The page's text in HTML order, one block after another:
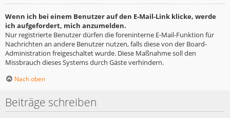
Wenn ich bei einem Benutzer auf den E-Mail-Link klicke, werde
ich aufgefordert, mich anzumelden.
Nur registrierte Benutzer dürfen die foreninterne E-Mail-Funktion für
Nachrichten an andere Benutzer nutzen, falls diese von der Board-
Administration freigeschaltet wurde. Diese Maßnahme soll den
Missbrauch dieses Systems durch Gäste verhindern.
Nach oben
Beiträge schreiben